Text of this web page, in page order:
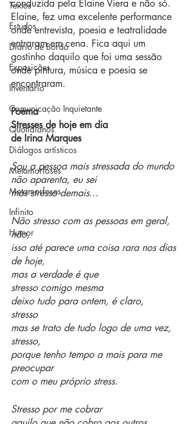
Textos
Estudos
Diário de Bordo
Exposições
Inventário
Comunicação Inquietante
Quotidianos
Diálogos artísticos
Metamorfoses
Metamorfoses
Infinito
Humor
conduzida pela Elaine Viera e não só.
Elaine, fez uma excelente performance
onde entrevista, poesia e teatralidade
entraram em cena. Fica aqui um
gostinho daquilo que foi uma sessão
onde pintura, música e poesia se
encontraram.
Poema
Stresses de hoje em dia
de Irina Marques
Sou a pessoa mais stressada do mundo
não aparenta, eu sei
mas stresso demais...
Não stresso com as pessoas em geral,
não,
isso até parece uma coisa rara nos dias
de hoje,
mas a verdade é que
stresso comigo mesma
deixo tudo para ontem, é claro,
stresso
mas se trato de tudo logo de uma vez,
stresso,
porque tenho tempo a mais para me
preocupar
com o meu próprio stress.
Stresso por me cobrar